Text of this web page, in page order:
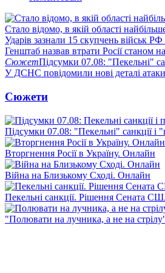
Стало відомо, в якій області
Ударів зазнали 15 скупчень військ
Генштаб назвав втрати Росії станом
СюжетПідсумки 07.08: "Пекельні"
У ДСНС повідомили нові деталі
Сюжети
Підсумки 07.08: "Пекельні" санкції і
Вторгнення Росії в Україну. Онлайн
Війна на Близькому Сході. Онлайн
Пекельні санкції. Рішення Сената
"Полювати на лучника, а не на